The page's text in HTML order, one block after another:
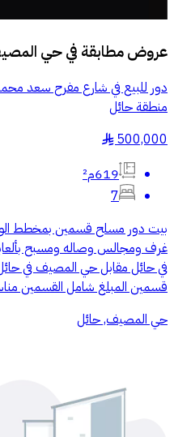
عروض مطابقة فيحي
دور للبيع في شارع مفرح سعد
منطقة حائل
500,000
§
619م²
7
غرف ومجالس وصاله ومسبح
قسمين المبلغ شامل القسمين
حي المصيف, حائل